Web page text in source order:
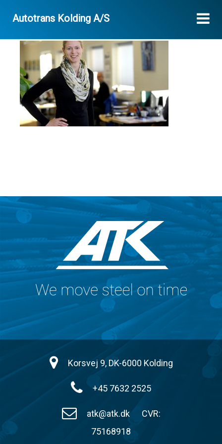
Autotrans Kolding A/S
Korsvej 9, DK-6000 Kolding
+45 7632 2525
atk@atk.dk
CVR:
75168918